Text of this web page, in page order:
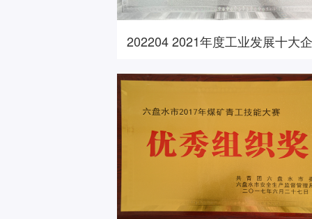
202204 2021年度工业发展十大